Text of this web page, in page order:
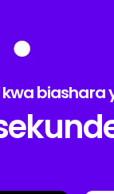
biashara